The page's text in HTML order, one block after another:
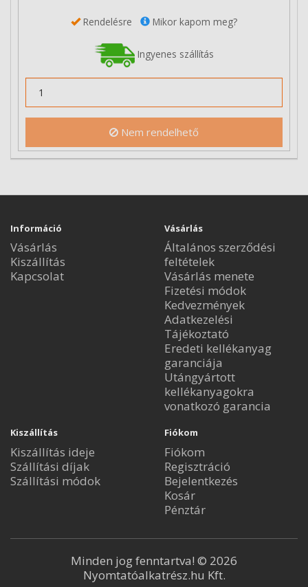
Rendelésre Mikor kapom meg?
Ingyenes szállítás
Nem rendelhető
Információ
Vásárlás
Kiszállítás
Kapcsolat
Vásárlás
Általános szerződési
feltételek
Vásárlás menete
Fizetési módok
Kedvezmények
Adatkezelési
Tájékoztató
Eredeti kellékanyag
garanciája
Utángyártott
kellékanyagokra
vonatkozó garancia
Kiszállítás
Kiszállítás ideje
Szállítási díjak
Szállítási módok
Fiókom
Fiókom
Regisztráció
Bejelentkezés
Kosár
Pénztár
Minden jog fenntartva! © 2026
Nyomtatóalkatrész.hu Kft.